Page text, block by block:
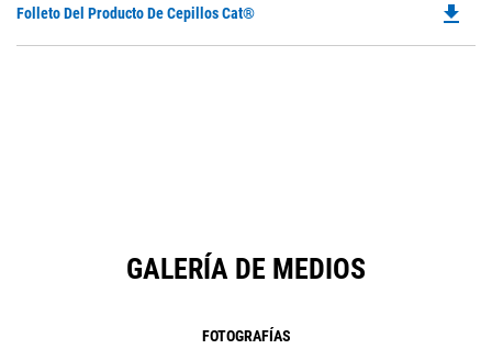
Folleto Del Producto De Cepillos Cat® file_download
GALERÍA DE MEDIOS
FOTOGRAFÍAS